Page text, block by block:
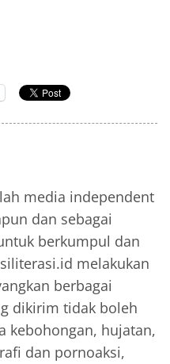
media independent
dan sebagai
berkumpul dan
melakukan
berbagai
dikirim tidak boleh
kebohongan, hujatan,
dan pornoaksi,